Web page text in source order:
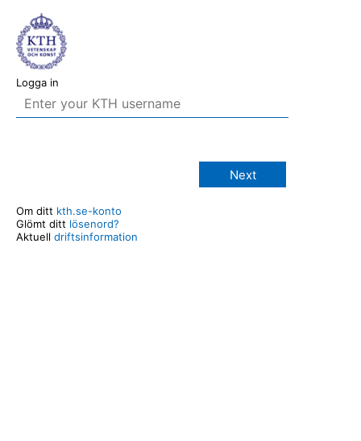
Logga in
Next
Om ditt kth.se-konto
Glömt ditt lösenord?
Aktuell driftsinformation